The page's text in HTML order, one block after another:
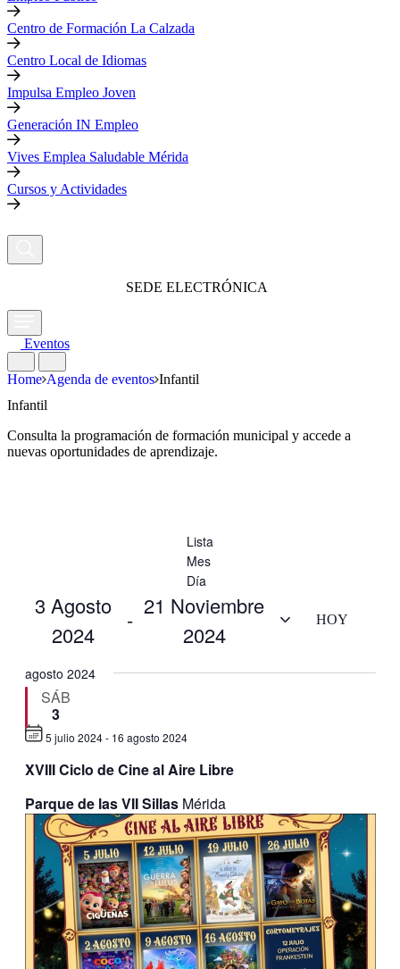
Centro de Formación La Calzada
Centro Local de Idiomas
Impulsa Empleo Joven
Generación IN Empleo
Vives Emplea Saludable Mérida
Cursos y Actividades
SEDE ELECTRÓNICA
Eventos
Home Agenda de eventos Infantil
Infantil
Consulta la programación de formación municipal y accede a
nuevas oportunidades de aprendizaje.
Lista
Mes
Día
HOY
3 Agosto
2024
-
21 Noviembre
2024
la
fecha.
agosto 2024
SÁB
3
XVIII Ciclo de Cine al Aire Libre
Destacado
5 julio 2024- 16 agosto 2024
Parque de las VII Sillas Mérida